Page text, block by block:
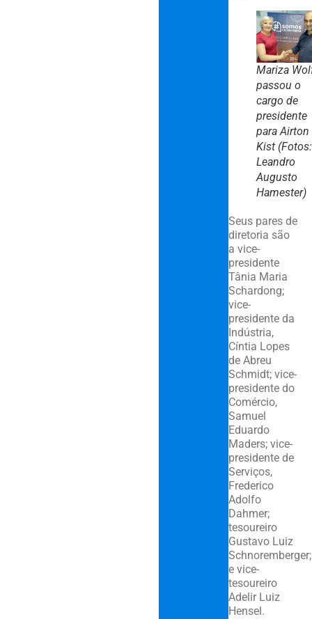
Mariza
passou o
cargo de
presidente
para Airton
Kist (Fotos:
Leandro
Augusto
Hamester)
Seus pares de
diretoria são
a vice-
presidente
Tânia Maria
Schardong;
vice-
presidente da
Indústria,
Cíntia Lopes
de Abreu
Schmidt; vice-
presidente do
Comércio,
Samuel
Eduardo
Maders; vice-
presidente de
Serviços,
Frederico
Adolfo
Dahmer;
tesoureiro
Gustavo Luiz
Schnoremberger;
e vice-
tesoureiro
Adelir Luiz
Hensel.